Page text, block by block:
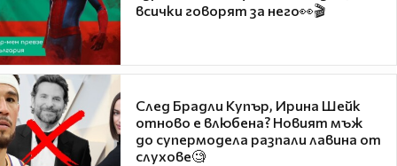
всички говорят за него👀🎬
След Брадли Купър, Ирина Шейк
отново е влюбена? Новият мъж
до супермодела разпали лавина от
слухове🧐